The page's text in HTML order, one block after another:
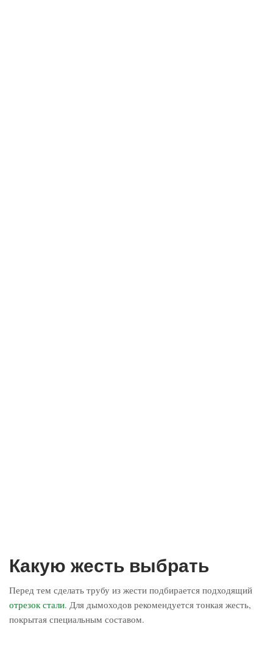
Какую жесть выбрать
Перед тем сделать трубу из жести подбирается подходящий
отрезок стали. Для дымоходов рекомендуется тонкая жесть,
покрытая специальным составом.